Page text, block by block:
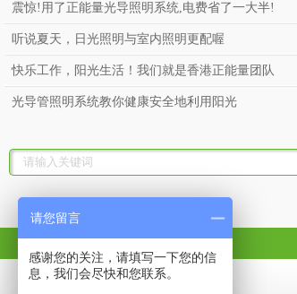
震惊!用了正能量光导照明系统,电费省了一大半!
听说夏天，日光照明与室内照明更配喔
快乐工作，阳光生活！我们就是香港正能量团队
光导管照明系统教你健康安全地利用阳光
请您留言
感谢您的关注，请填写一下您的信
息，我们会尽快和您联系。